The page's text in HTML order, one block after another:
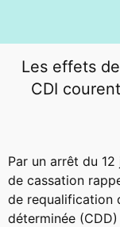
Les effets
CDI
Par un arrêt du
de cassation
de requalification
déterminée